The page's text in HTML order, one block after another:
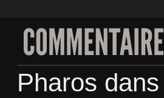
Pharos dans